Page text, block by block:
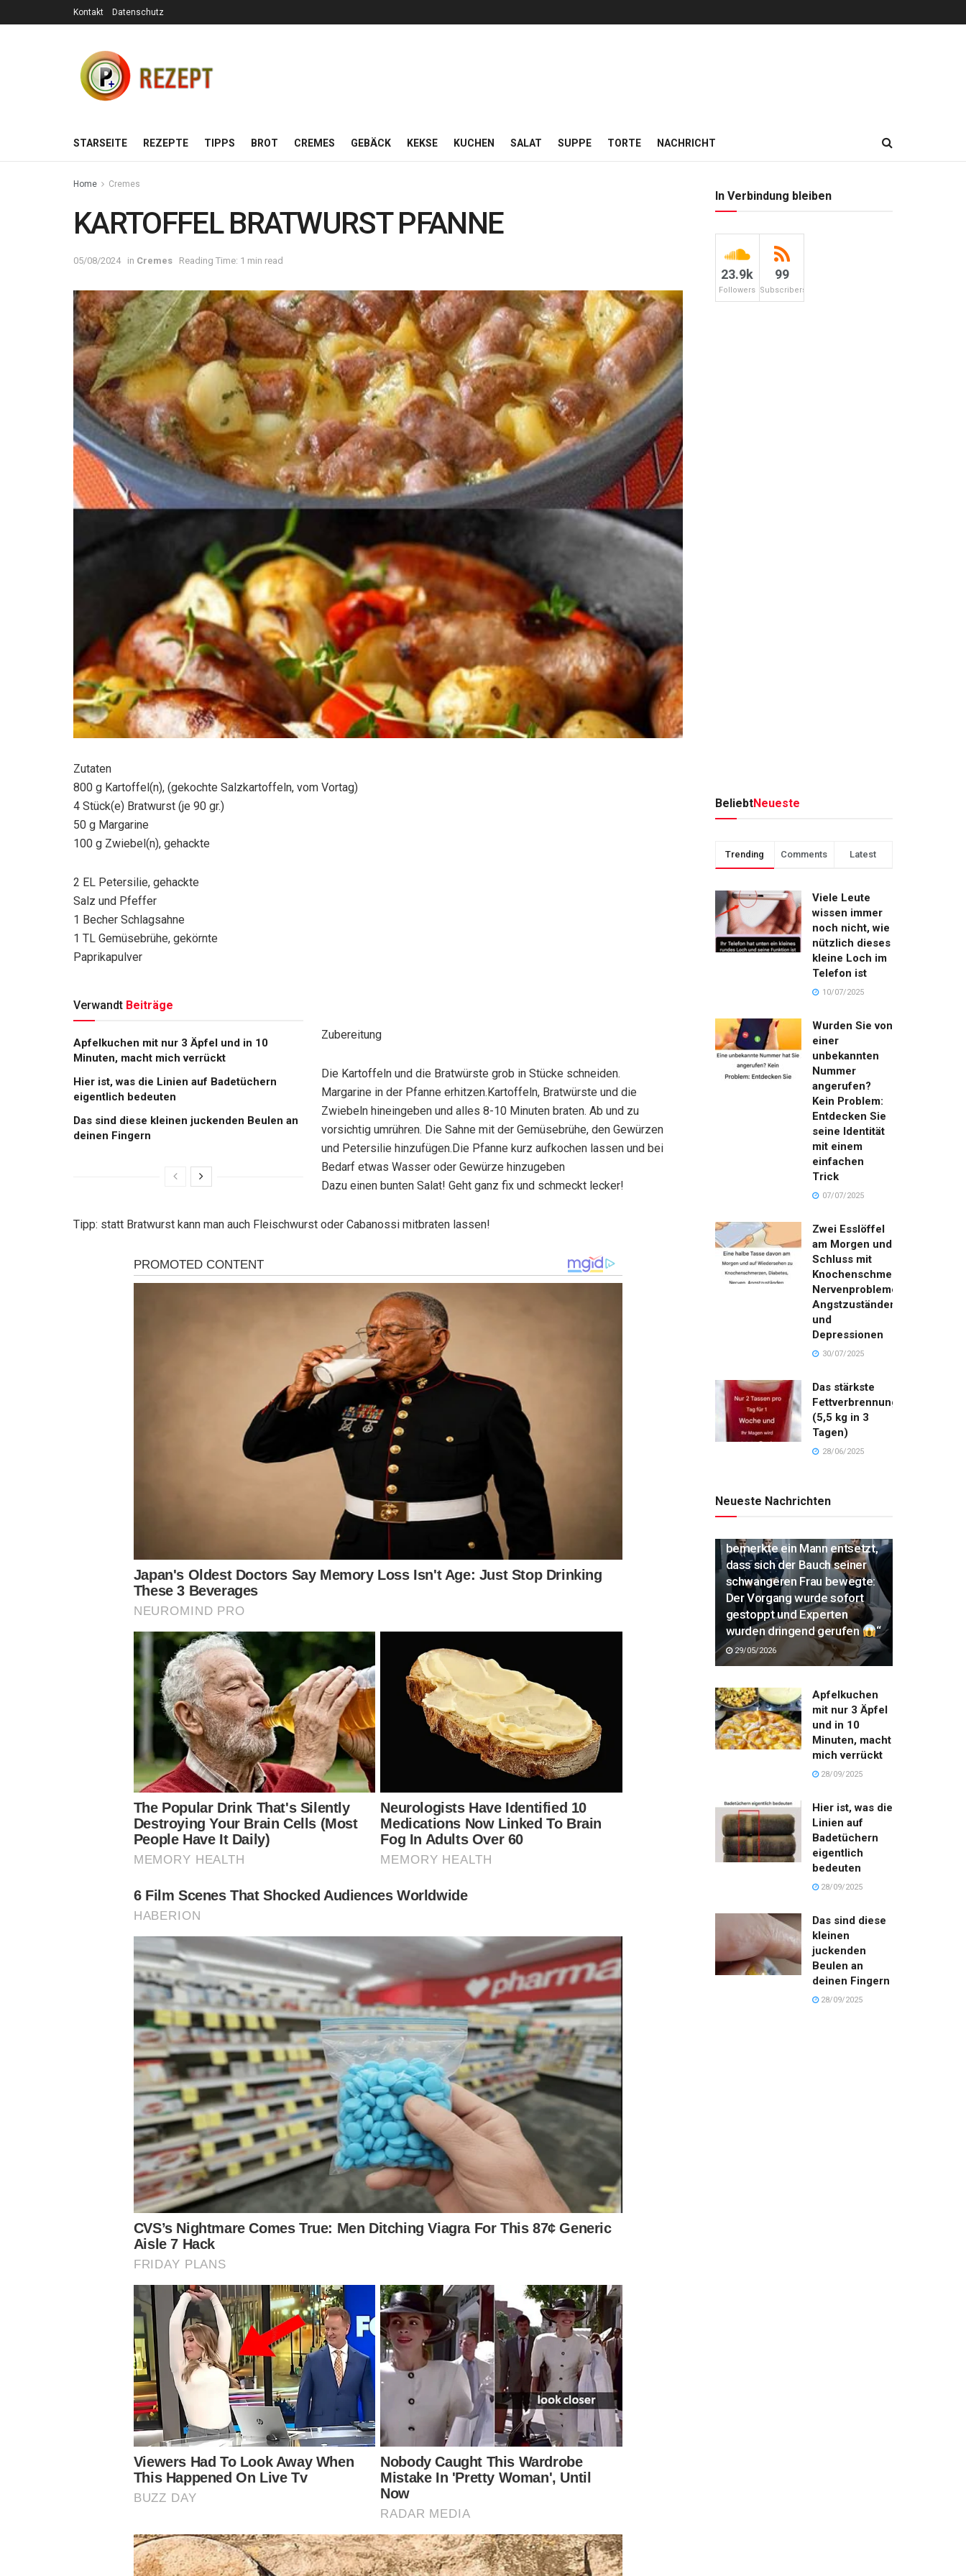
Kontakt Datenschutz
STARSEITE REZEPTE TIPPS BROT CREMES GEBÄCK KEKSE KUCHEN SALAT SUPPE TORTE NACHRICHT
Home Cremes
KARTOFFEL BRATWURST PFANNE
05/08/2024 in Cremes Reading Time: 1 min read
Zutaten
800 g Kartoffel(n), (gekochte Salzkartoffeln, vom Vortag)
4 Stück(e) Bratwurst (je 90 gr.)
50 g Margarine
100 g Zwiebel(n), gehackte
2 EL Petersilie, gehackte
Salz und Pfeffer
1 Becher Schlagsahne
1 TL Gemüsebrühe, gekörnte
Paprikapulver
Verwandt Beiträge
Apfelkuchen mit nur 3 Äpfel und in 10
Minuten, macht mich verrückt
Hier ist, was die Linien auf Badetüchern
eigentlich bedeuten
Das sind diese kleinen juckenden Beulen an
deinen Fingern
Zubereitung
Die Kartoffeln und die Bratwürste grob in Stücke schneiden.
Margarine in der Pfanne erhitzen.Kartoffeln, Bratwürste und die
Zwiebeln hineingeben und alles 8-10 Minuten braten. Ab und zu
vorsichtig umrühren. Die Sahne mit der Gemüsebrühe, den Gewürzen
und Petersilie hinzufügen.Die Pfanne kurz aufkochen lassen und bei
Bedarf etwas Wasser oder Gewürze hinzugeben
Dazu einen bunten Salat! Geht ganz fix und schmeckt lecker!
Tipp: statt Bratwurst kann man auch Fleischwurst oder Cabanossi mitbraten lassen!
In Verbindung bleiben
23.9k
Followers
99
Subscribers
BeliebtNeueste
Trending Comments Latest
Viele Leute
wissen immer
noch nicht, wie
nützlich dieses
kleine Loch im
Telefon ist
10/07/2025
Wurden Sie von
einer
unbekannten
Nummer
angerufen?
Kein Problem:
Entdecken Sie
seine Identität
mit einem
einfachen
Trick
07/07/2025
Zwei Esslöffel
am Morgen und
Schluss mit
Knochenschmerzen,
Nervenproblemen,
Angstzuständen
und
Depressionen
30/07/2025
Das stärkste
Fettverbrennungsgetränk
(5,5 kg in 3
Tagen)
28/06/2025
Neueste Nachrichten
bemerkte ein Mann entsetzt,
dass sich der Bauch seiner
schwangeren Frau bewegte:
Der Vorgang wurde sofort
gestoppt und Experten
wurden dringend gerufen
“
29/05/2026
Apfelkuchen
mit nur 3 Äpfel
und in 10
Minuten, macht
mich verrückt
28/09/2025
Hier ist, was die
Linien auf
Badetüchern
eigentlich
bedeuten
28/09/2025
Das sind diese
kleinen
juckenden
Beulen an
deinen Fingern
28/09/2025